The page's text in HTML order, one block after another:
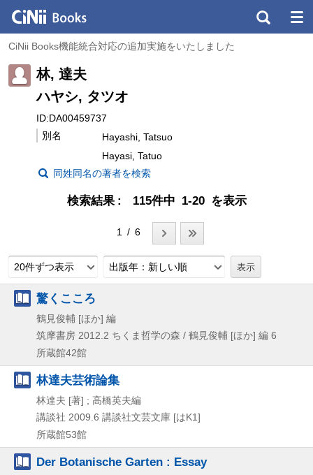
CiNii Books機能統合対応の追加実施をいたしました
林, 達夫
ハヤシ, タツオ
ID:DA00459737
別名
Hayashi, Tatsuo
Hayasi, Tatuo
同姓同名の著者を検索
検索結果 115件中 1-20 を表示
1 / 6
20件ずつ表示 出版年：新しい順
驚くこころ
鶴見俊輔 [ほか] 編
筑摩書房 2012.2 ちくま哲学の森 / 鶴見俊輔 [ほか] 編 6
所蔵館42館
林達夫芸術論集
林達夫 [著] ; 高橋英夫編
講談社 2009.6 講談社文芸文庫 [はK1]
所蔵館53館
Der Botanische Garten : Essay